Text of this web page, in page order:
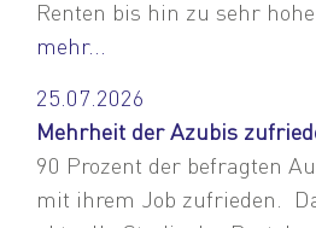
Renten bis hin zu sehr
mehr...
25.07.2026
Mehrheit der Azubis
90 Prozent der befragten
mit ihrem Job zufrieden.